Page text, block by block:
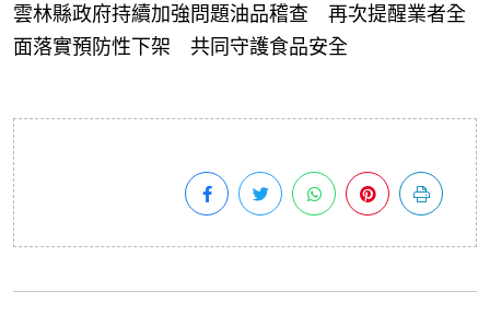
雲林縣政府持續加強問題油品稽查 再次提醒業者全
面落實預防性下架 共同守護食品安全